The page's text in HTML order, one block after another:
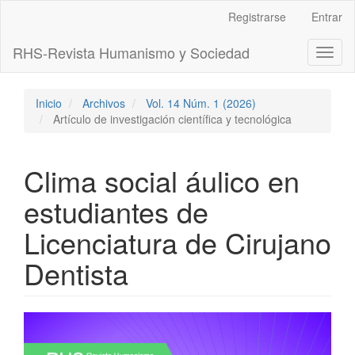
principal
Barra
Registrarse Entrar
RHS-Revista Humanismo y Sociedad
Inicio Archivos
Vol. 14 Núm. 1 (2026)
Artículo de investigación científica y tecnológica
Clima social áulico en
estudiantes de
Licenciatura de Cirujano
Dentista